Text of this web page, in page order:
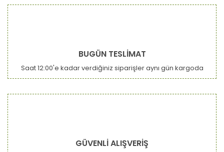
BUGÜN TESLİMAT
Saat 12:00'e kadar verdiğiniz siparişler aynı gün kargoda
GÜVENLİ ALIŞVERİŞ